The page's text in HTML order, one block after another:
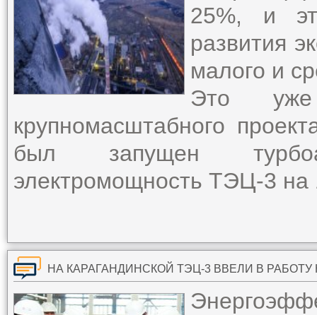
25%, и
развития
малого и
Это уже
крупномасштабного
был запущен
электромощность ТЭЦ-3 на
НА КАРАГАНДИНСКОЙ ТЭЦ-3 ВВЕЛИ В